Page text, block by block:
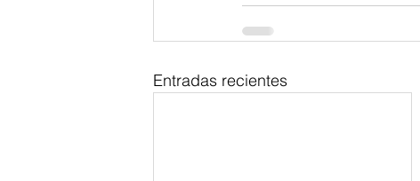
Entradas recientes